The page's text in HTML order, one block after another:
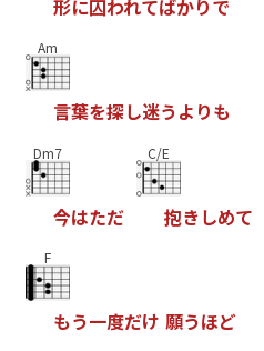
形に囚われてばかりで
Am
言葉を探し迷う よ りも
Dm7
今はただ
C/E
抱き しめて
F
もう一度だけ 願うほど